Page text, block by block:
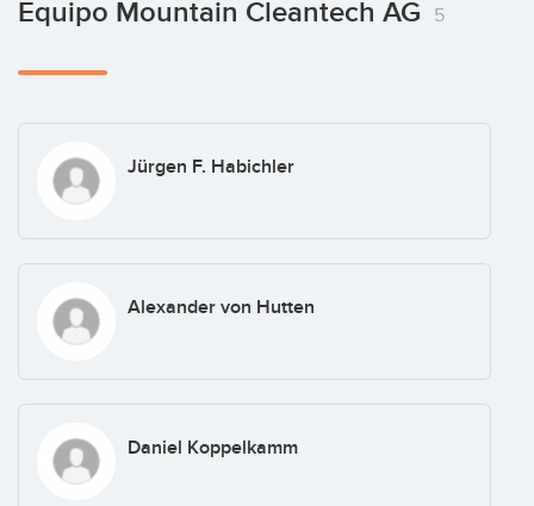
Equipo Mountain Cleantech AG 5
Jürgen F. Habichler
Alexander von Hutten
Daniel Koppelkamm